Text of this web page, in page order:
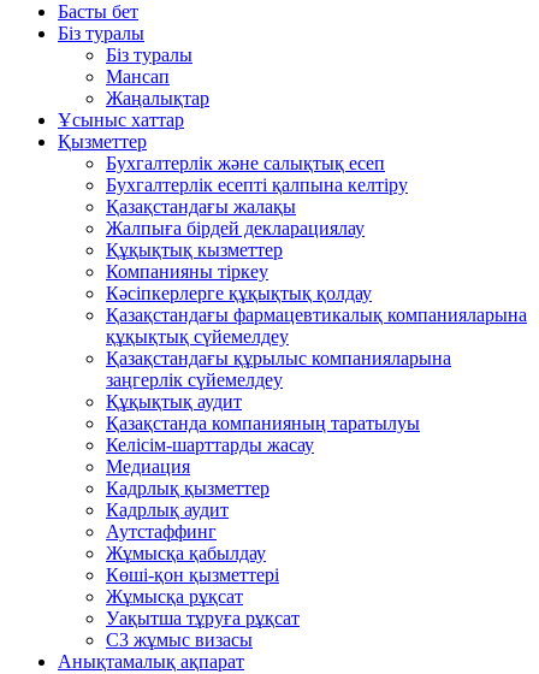
Басты бет
Біз туралы
Біз туралы
Мансап
Жаңалықтар
Ұсыныс хаттар
Қызметтер
Бухгалтерлік және салықтық есеп
Бухгалтерлік есепті қалпына келтіру
Қазақстандағы жалақы
Жалпыға бірдей декларациялау
Құқықтық кызметтер
Компанияны тіркеу
Кәсіпкерлерге құқықтық қолдау
Қазақстандағы фармацевтикалық компанияларына
құқықтық сүйемелдеу
Қазақстандағы құрылыс компанияларына
заңгерлік сүйемелдеу
Құқықтық аудит
Қазақстанда компанияның таратылуы
Келісім-шарттарды жасау
Медиация
Кадрлық қызметтер
Кадрлық аудит
Аутстаффинг
Жұмысқа қабылдау
Көші-қон қызметтері
Жұмысқа рұқсат
Уақытша тұруға рұқсат
С3 жұмыс визасы
Анықтамалық ақпарат